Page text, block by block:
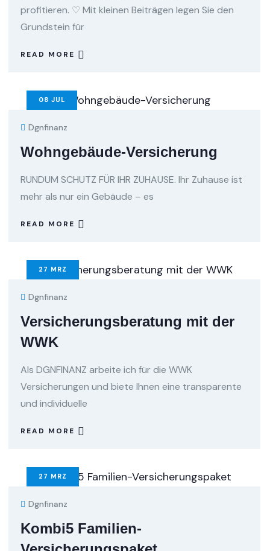
profitieren. ♡ Mit kleinen Beiträgen legen Sie den
Grundstein für
READ MORE
08 JUL
Dgnfinanz
Wohngebäude-Versicherung
RUNDUM SCHUTZ FÜR IHR ZUHAUSE. Ihr Zuhause ist
mehr als nur ein Gebäude – es
READ MORE
27 MRZ
Dgnfinanz
Versicherungsberatung mit der
WWK
Als DGNFINANZ arbeite ich für die WWK
Versicherungen und biete Ihnen eine transparente
und individuelle
READ MORE
27 MRZ
Dgnfinanz
Kombi5 Familien-